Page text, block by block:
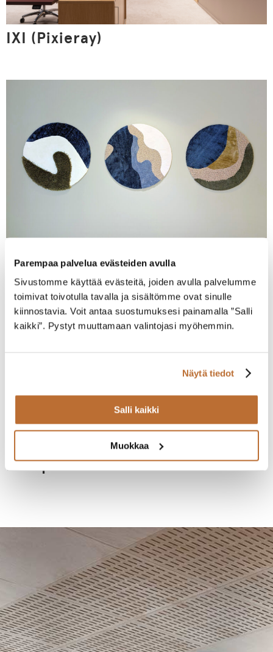
Parempaa palvelua evästeiden avulla
Sivustomme käyttää evästeitä, joiden avulla palvelumme
toimivat toivotulla tavalla ja sisältömme ovat sinulle
kiinnostavia. Voit antaa suostumuksesi painamalla ”Salli
kaikki”. Pystyt muuttamaan valintojasi myöhemmin.
Näytä tiedot
Salli kaikki
Muokkaa
IXI (Pixieray)
Europress